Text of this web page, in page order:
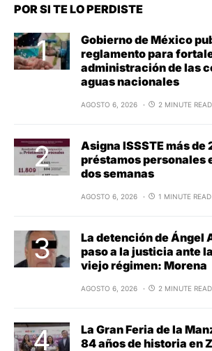
POR SI TE LO PERDISTE
Gobierno de México
reglamento para
administración de las
aguas nacionales
AGOSTO 6, 2026 2 MINUTE READ
Asigna ISSSTE más de
préstamos personales
dos semanas
AGOSTO 6, 2026 1 MINUTE READ
La detención de Ángel
paso a la justicia ante
viejo régimen: Morena
AGOSTO 6, 2026 2 MINUTE READ
La Gran Feria de la
84 años de historia en